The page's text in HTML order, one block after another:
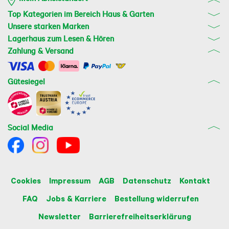
Top Kategorien im Bereich Haus & Garten
Unsere starken Marken
Lagerhaus zum Lesen & Hören
Zahlung & Versand
Gütesiegel
Social Media
Cookies Impressum AGB Datenschutz
Kontakt
FAQ
Jobs & Karriere
Bestellung widerrufen
Newsletter
Barrierefreiheitserklärung